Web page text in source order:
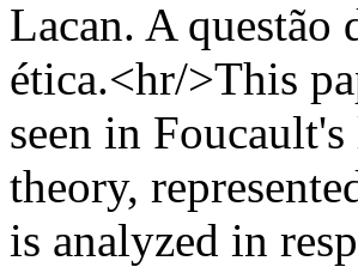
Lacan. A questão
ética.<hr/>This
seen in
theory,
is analyzed in